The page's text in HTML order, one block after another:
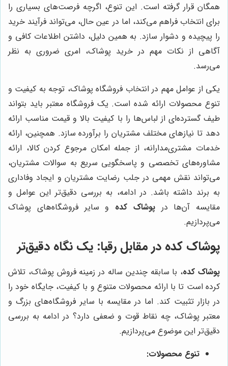
همگان قرار گرفته است. این تنوع، اگرچه فرصت‌های بسیاری را
برای انتخاب فراهم می‌کند، اما در عین حال، می‌تواند فرآیند خرید
را پیچیده و دشوار سازد. به همین دلیل، داشتن اطلاعات کافی و
آگاهی از نکات مهم در خرید پوشاک، امری ضروری به نظر
می‌رسد.
یکی از عوامل مهم در انتخاب فروشگاه پوشاک، توجه به کیفیت و
تنوع محصولات ارائه شده است. یک فروشگاه معتبر باید بتواند
طیف گسترده‌ای از لباس‌ها را با کیفیت بالا و قیمت مناسب ارائه
دهد تا نیازهای مختلف مشتریان را برآورده سازد. همچنین، ارائه
خدمات مشتری‌مدارانه، از جمله امکان مرجوع کردن کالا، ارائه
مشاوره‌های تخصصی و پاسخگویی سریع به سوالات مشتریان،
می‌تواند نقش مهمی در جلب رضایت مشتریان و ایجاد وفاداری
به برند داشته باشد. در ادامه، به بررسی دقیق‌تر این عوامل و
مقایسه آن‌ها درپوشاک کده و سایر فروشگاه‌های پوشاک
می‌پردازیم.
پوشاک کده در مقابل رقبا: یک نگاه دقیق‌تر
پوشاک کده، با سابقه چندین ساله در زمینه فروش پوشاک، تلاش
کرده است تا با ارائه محصولات متنوع و با کیفیت، جایگاه خود را
در بازار تثبیت کند. اما در مقایسه با سایر فروشگاه‌های بزرگ و
معتبر پوشاک، چه نقاط قوت و ضعفی دارد؟ در ادامه به بررسی
دقیق‌تر این موضوع می‌پردازیم.
تنوع محصولات: